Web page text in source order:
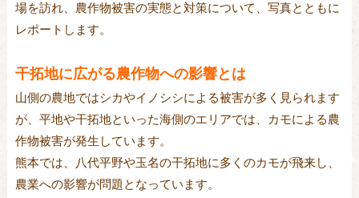
場を訪れ、農作物被害の実態と対策について、写真とともに
レポートします。
干拓地に広がる農作物への影響とは
山側の農地ではシカやイノシシによる被害が多く見られます
が、平地や干拓地といった海側のエリアでは、カモによる農
作物被害が発生しています。
熊本では、八代平野や玉名の干拓地に多くのカモが飛来し、
農業への影響が問題となっています。